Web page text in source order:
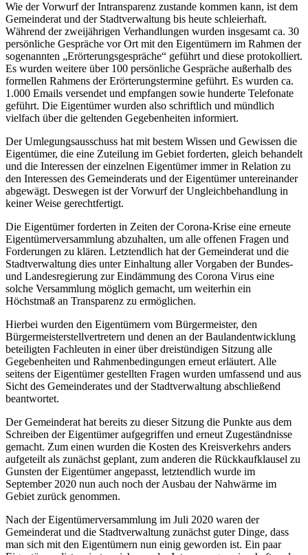
Wie der Vorwurf der Intransparenz zustande kommen kann, ist dem
Gemeinderat und der Stadtverwaltung bis heute schleierhaft.
Während der zweijährigen Verhandlungen wurden insgesamt ca. 30
persönliche Gespräche vor Ort mit den Eigentümern im Rahmen der
sogenannten „Erörterungsgespräche“ geführt und diese protokolliert.
Es wurden weitere über 100 persönliche Gespräche außerhalb des
formellen Rahmens der Erörterungstermine geführt. Es wurden ca.
1.000 Emails versendet und empfangen sowie hunderte Telefonate
geführt. Die Eigentümer wurden also schriftlich und mündlich
vielfach über die geltenden Gegebenheiten informiert.
Der Umlegungsausschuss hat mit bestem Wissen und Gewissen die
Eigentümer, die eine Zuteilung im Gebiet forderten, gleich behandelt
und die Interessen der einzelnen Eigentümer immer in Relation zu
den Interessen des Gemeinderats und der Eigentümer untereinander
abgewägt. Deswegen ist der Vorwurf der Ungleichbehandlung in
keiner Weise gerechtfertigt.
Die Eigentümer forderten in Zeiten der Corona-Krise eine erneute
Eigentümerversammlung abzuhalten, um alle offenen Fragen und
Forderungen zu klären. Letztendlich hat der Gemeinderat und die
Stadtverwaltung dies unter Einhaltung aller Vorgaben der Bundes-
und Landesregierung zur Eindämmung des Corona Virus eine
solche Versammlung möglich gemacht, um weiterhin ein
Höchstmaß an Transparenz zu ermöglichen.
Hierbei wurden den Eigentümern vom Bürgermeister, den
Bürgermeisterstellvertretern und denen an der Baulandentwicklung
beteiligten Fachleuten in einer über dreistündigen Sitzung alle
Gegebenheiten und Rahmenbedingungen erneut erläutert. Alle
seitens der Eigentümer gestellten Fragen wurden umfassend und aus
Sicht des Gemeinderates und der Stadtverwaltung abschließend
beantwortet.
Der Gemeinderat hat bereits zu dieser Sitzung die Punkte aus dem
Schreiben der Eigentümer aufgegriffen und erneut Zugeständnisse
gemacht. Zum einen wurden die Kosten des Kreisverkehrs anders
aufgeteilt als zunächst geplant, zum anderen die Rückkaufklausel zu
Gunsten der Eigentümer angepasst, letztendlich wurde im
September 2020 nun auch noch der Ausbau der Nahwärme im
Gebiet zurück genommen.
Nach der Eigentümerversammlung im Juli 2020 waren der
Gemeinderat und die Stadtverwaltung zunächst guter Dinge, dass
man sich mit den Eigentümern nun einig geworden ist. Ein paar